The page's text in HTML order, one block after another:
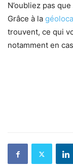
N’oubliez pas
Grâce à la
trouvent, ce qui
notamment en